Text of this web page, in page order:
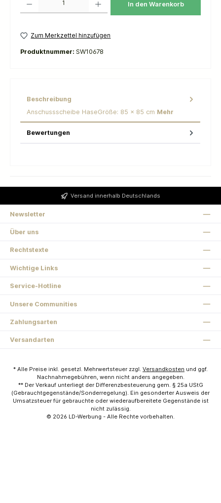
In den Warenkorb
Zum Merkzettel hinzufügen
Produktnummer: SW10678
Beschreibung
Anschussscheibe HaseGröße: 85 x 85 cm Mehr
Bewertungen
Versand innerhalb Deutschlands
Newsletter
Über uns
Rechtstexte
Wichtige Links
Service-Hotline
Unsere Communities
Zahlungsarten
Versandarten
* Alle Preise inkl. gesetzl. Mehrwertsteuer zzgl. Versandkosten und ggf.
Nachnahmegebühren, wenn nicht anders angegeben.
** Der Verkauf unterliegt der Differenzbesteuerung gem. § 25a UStG
(Gebrauchtgegenstände/Sonderregelung). Ein gesonderter Ausweis der
Umsatzsteuer für gebrauchte oder wiederaufbereitete Gegenstände ist
nicht zulässig.
© 2026 LD-Werbung - Alle Rechte vorbehalten.